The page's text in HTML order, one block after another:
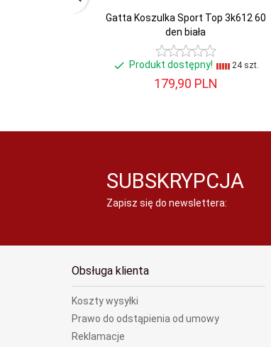
Gatta Koszulka Sport Top 3k612 60
den biała
Produkt dostępny! 24 szt.
179,90 PLN
SUBSKRYPCJA
Zapisz się do newslettera:
Obsługa klienta
Koszty wysyłki
Prawo do odstąpienia od umowy
Reklamacje